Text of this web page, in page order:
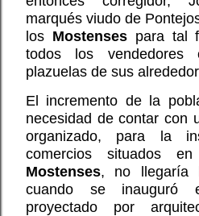
marqués viudo de
los Mostensespara tal
todos los vendedores
plazuelas de sus
El incremento de la
necesidad de contar con
organizado, para la
comercios situados
Mostenses, no llegaría
cuando se inauguró
proyectado por